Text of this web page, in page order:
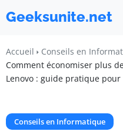
Geeksunite.net
Accueil
Conseils en
Comment économiser plus
Lenovo : guide pratique
Conseils en Informatique